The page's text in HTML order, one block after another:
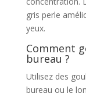
gris perle
yeux.
Comment
bureau ?
Utilisez des
bureau ou le